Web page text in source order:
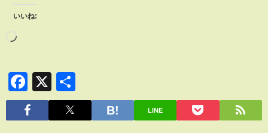
いいね:
Facebook
X
有
LINE